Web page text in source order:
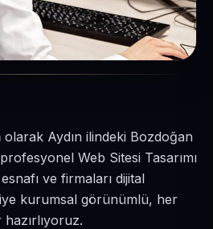
olarak Aydın ilindeki Bozdoğan
Web Sitesi Tasarımı
ve firmaları dijital
kurumsal görünümlü, her